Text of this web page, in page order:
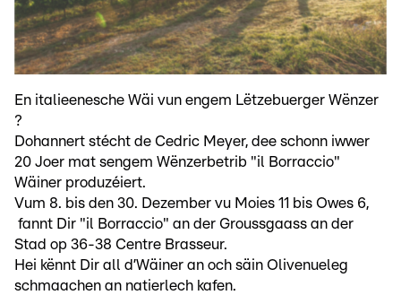
En italieenesche Wäi vun engem Lëtzebuerger Wënzer
?
Dohannert stécht de Cedric Meyer, dee schonn iwwer
20 Joer mat sengem Wënzerbetrib "il Borraccio"
Wäiner produzéiert.
Vum 8. bis den 30. Dezember vu Moies 11 bis Owes 6,
fannt Dir "il Borraccio" an der Groussgaass an der
Stad op 36-38 Centre Brasseur.
Hei kënnt Dir all d’Wäiner an och säin Olivenueleg
schmaachen an natierlech kafen.